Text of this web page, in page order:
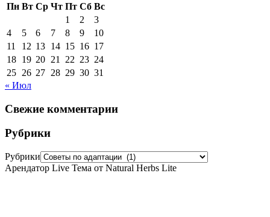
Пн Вт Ср Чт Пт Сб Вс
1
2
3
4
5 6 7 8 9
10
11
12 13 14 15 16 17
18 19 20 21 22 23 24
25 26 27 28 29 30 31
« Июл
Свежие комментарии
Рубрики
Рубрики
Арендатор Live Тема от Natural Herbs Lite